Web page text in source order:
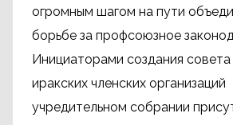
огромным шагом на пути
борьбе за профсоюзное
Инициаторами создания
иракских членских
учредительном собрании